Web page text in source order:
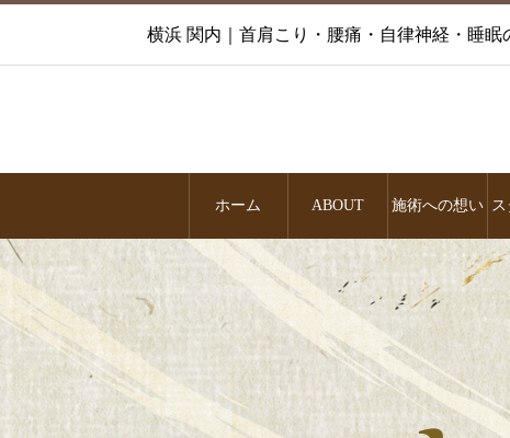
横浜 関内｜首肩こり・腰痛・自律神経・睡
ホーム ABOUT 施術への想い